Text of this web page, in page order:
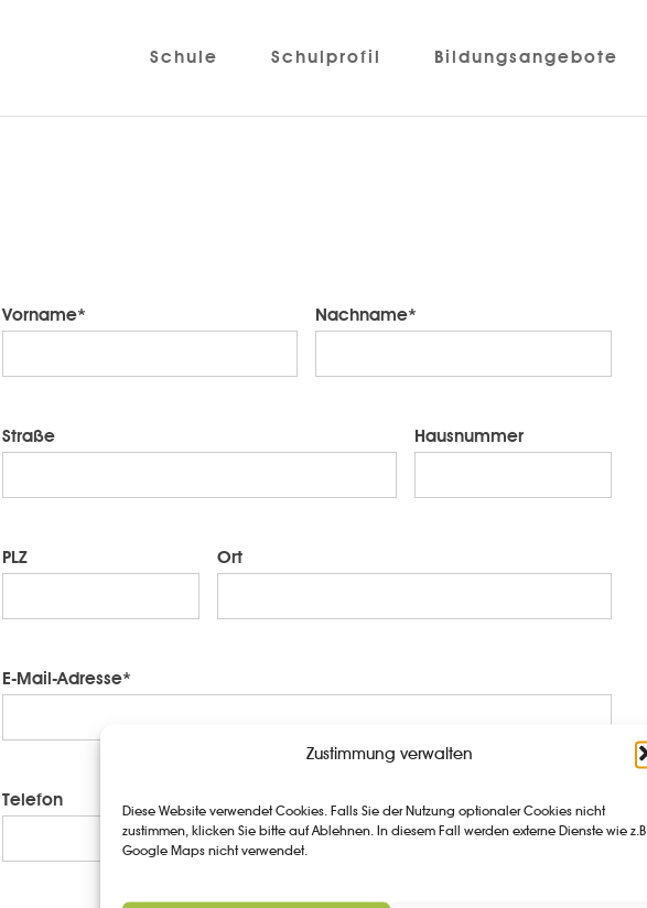
Zustimmung verwalten
Diese Website verwendet Cookies. Falls Sie der Nutzung optionaler Cookies nicht
zustimmen, klicken Sie bitte auf Ablehnen. In diesem Fall werden externe Dienste wie z.B.
Google Maps nicht verwendet.
Schule Schulprofil Bildungsangebote
Vorname* Nachname*
Straße Hausnummer
PLZ Ort
E-Mail-Adresse*
Telefon